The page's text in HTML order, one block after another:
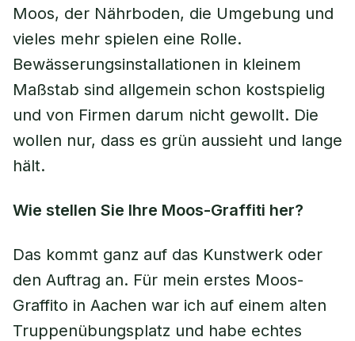
Moos, der Nährboden, die Umgebung und
vieles mehr spielen eine Rolle.
Bewässerungsinstallationen in kleinem
Maßstab sind allgemein schon kostspielig
und von Firmen darum nicht gewollt. Die
wollen nur, dass es grün aussieht und lange
hält.
Wie stellen Sie Ihre Moos-Graffiti her?
Das kommt ganz auf das Kunstwerk oder
den Auftrag an. Für mein erstes Moos-
Graffito in Aachen war ich auf einem alten
Truppenübungsplatz und habe echtes